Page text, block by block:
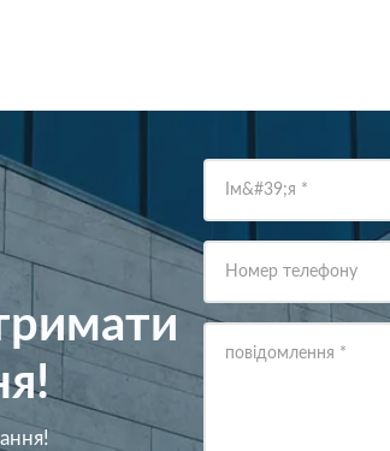
Ім&#39;я *
Номер телефону
повідомлення *